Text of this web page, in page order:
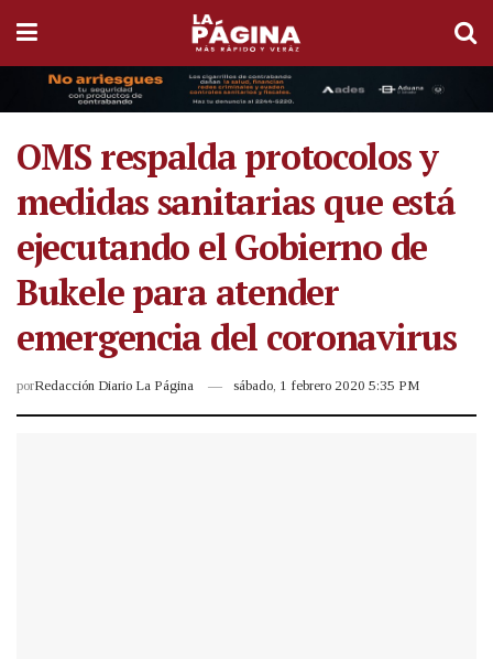
OMS respalda protocolos y
medidas sanitarias que está
ejecutando el Gobierno de
Bukele para atender
emergencia del coronavirus
porRedacción Diario La Página sábado, 1 febrero 2020 5:35 PM